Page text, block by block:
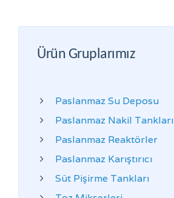
Ürün Gruplarımız
Paslanmaz Su Deposu
Paslanmaz Nakil Tankları
Paslanmaz Reaktörler
Paslanmaz Karıştırıcı
Süt Pişirme Tankları